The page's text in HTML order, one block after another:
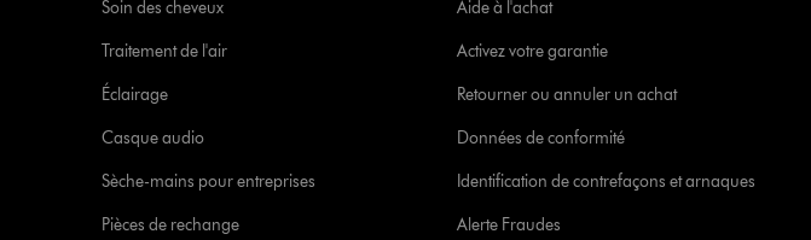
Soin des cheveux
Traitement de l'air
Éclairage
Casque audio
Sèche-mains pour entreprises
Pièces de rechange
Aide à l'achat
Activez votre garantie
Retourner ou annuler un achat
Données de conformité
Identification de contrefaçons et arnaques
Alerte Fraudes